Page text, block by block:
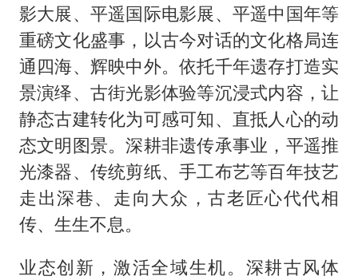
影大展、平遥国际电影展、平遥中国年等
重磅文化盛事，以古今对话的文化格局连
通四海、辉映中外。依托千年遗存打造实
景演绎、古街光影体验等沉浸式内容，让
静态古建转化为可感可知、直抵人心的动
态文明图景。深耕非遗传承事业，平遥推
光漆器、传统剪纸、手工布艺等百年技艺
走出深巷、走向大众，古老匠心代代相
传、生生不息。
业态创新，激活全域生机。深耕古风体